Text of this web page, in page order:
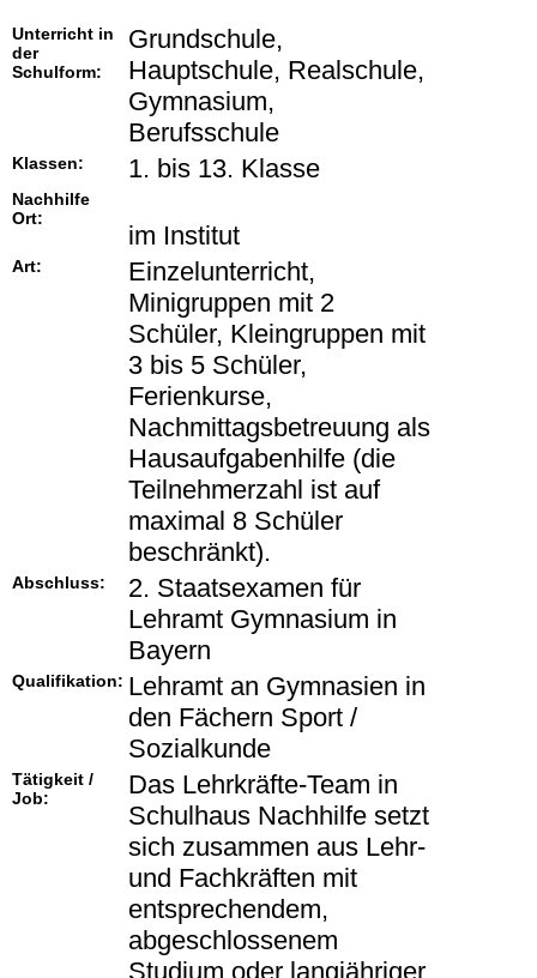
Unterricht in
der
Schulform:
Grundschule,
Hauptschule, Realschule,
Gymnasium,
Berufsschule
Klassen: 1. bis 13. Klasse
Nachhilfe
Ort:
im Institut
Art:
Einzelunterricht,
Minigruppen mit 2
Schüler, Kleingruppen mit
3 bis 5 Schüler,
Ferienkurse,
Nachmittagsbetreuung als
Hausaufgabenhilfe (die
Teilnehmerzahl ist auf
maximal 8 Schüler
beschränkt).
Abschluss:
2. Staatsexamen für
Lehramt Gymnasium in
Bayern
Qualifikation: Lehramt an Gymnasien in
den Fächern Sport /
Sozialkunde
Tätigkeit /
Job:
Das Lehrkräfte-Team in
Schulhaus Nachhilfe setzt
sich zusammen aus Lehr-
und Fachkräften mit
entsprechendem,
abgeschlossenem
Studium oder langjähriger